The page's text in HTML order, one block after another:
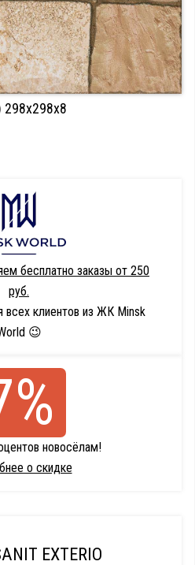
бесплатно заказы от 250
руб.
всех клиентов из ЖК Minsk
😉
новосёлам!
о скидке
EXTERIO